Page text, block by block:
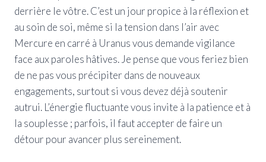
derrière le vôtre. C’est un jour propice à la réflexion et
au soin de soi, même si la tension dans l’air avec
Mercure en carré à Uranus vous demande vigilance
face aux paroles hâtives. Je pense que vous feriez bien
de ne pas vous précipiter dans de nouveaux
engagements, surtout si vous devez déjà soutenir
autrui. L’énergie fluctuante vous invite à la patience et à
la souplesse ; parfois, il faut accepter de faire un
détour pour avancer plus sereinement.